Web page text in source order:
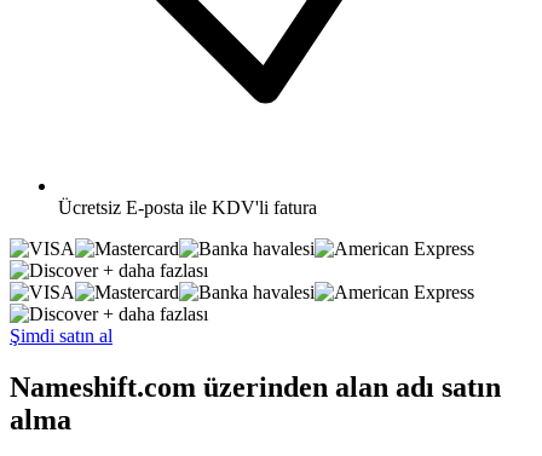
Ücretsiz E-posta ile KDV'li fatura
+ daha fazlası
+ daha fazlası
Şimdi satın al
Nameshift.com üzerinden alan adı satın
alma